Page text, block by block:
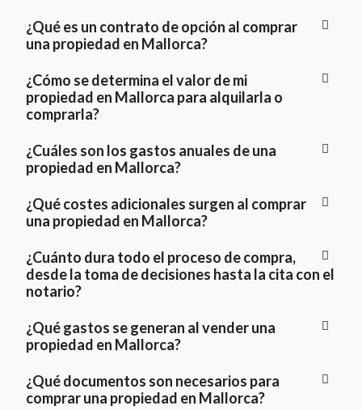
¿Qué es un contrato de opción al comprar
una propiedad en Mallorca?
¿Cómo se determina el valor de mi
propiedad en Mallorca para alquilarla o
comprarla?
¿Cuáles son los gastos anuales de una
propiedad en Mallorca?
¿Qué costes adicionales surgen al comprar
una propiedad en Mallorca?
¿Cuánto dura todo el proceso de compra,
desde la toma de decisiones hasta la cita con el
notario?
¿Qué gastos se generan al vender una
propiedad en Mallorca?
¿Qué documentos son necesarios para
comprar una propiedad en Mallorca?